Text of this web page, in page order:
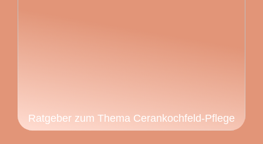
Ratgeber zum Thema Cerankochfeld-Pflege